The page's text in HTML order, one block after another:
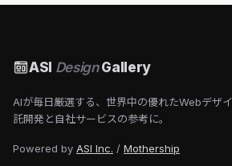
ASI DesignGallery
AIが毎日厳選する、世界中の優れたWebデザ
託開発と自社サービスの参考に。
Powered by ASI Inc. / Mothership